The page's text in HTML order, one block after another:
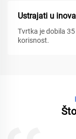
Ustrajati u
Tvrtka je dobila
korisnost.